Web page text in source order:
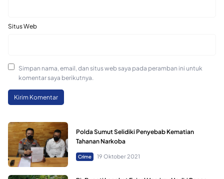
Situs Web
Simpan nama, email, dan situs web saya pada peramban ini untuk
komentar saya berikutnya.
Polda Sumut Selidiki Penyebab Kematian
Tahanan Narkoba
Crime 19 Oktober 2021